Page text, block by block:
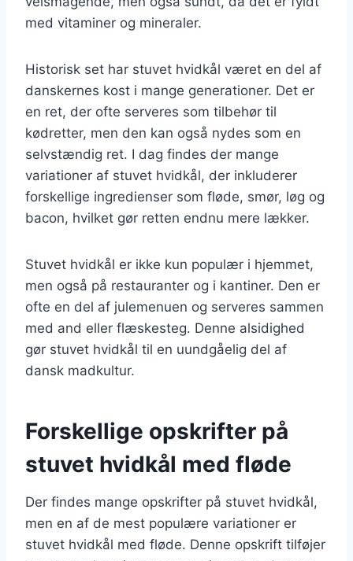
med vitaminer og mineraler.
Historisk set har stuvet hvidkål været en del af
danskernes kost i mange generationer. Det er
en ret, der ofte serveres som tilbehør til
kødretter, men den kan også nydes som en
selvstændig ret. I dag findes der mange
variationer af stuvet hvidkål, der inkluderer
forskellige ingredienser som fløde, smør, løg og
bacon, hvilket gør retten endnu mere lækker.
Stuvet hvidkål er ikke kun populær i hjemmet,
men også på restauranter og i kantiner. Den er
ofte en del af julemenuen og serveres sammen
med and eller flæskesteg. Denne alsidighed
gør stuvet hvidkål til en uundgåelig del af
dansk madkultur.
Forskellige opskrifter på
stuvet hvidkål med fløde
Der findes mange opskrifter på stuvet hvidkål,
men en af de mest populære variationer er
stuvet hvidkål med fløde. Denne opskrift tilføjer